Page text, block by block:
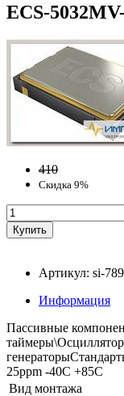
ECS-
410
Скидка 9%
Артикул: si-
Информация
Пассивные
25ppm -40C +85C
Вид монтажа